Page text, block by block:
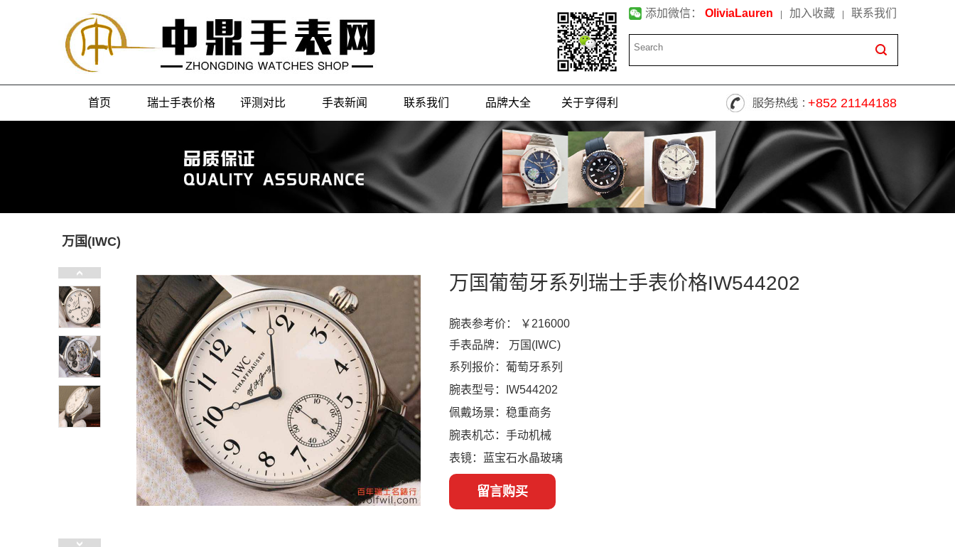
添加微信： OliviaLauren 加入收藏 联系我们
首页 瑞士手表价格 评测对比 手表新闻 联系我们 品牌大全 关于亨得利 +852 21144188
万国(IWC)
万国葡萄牙系列瑞士手表价格IW544202
腕表参考价：
￥216000
手表品牌：
万国(IWC)
系列报价：葡萄牙系列
腕表型号：IW544202
佩戴场景：稳重商务
腕表机芯：手动机械
表镜：蓝宝石水晶玻璃
留言购买